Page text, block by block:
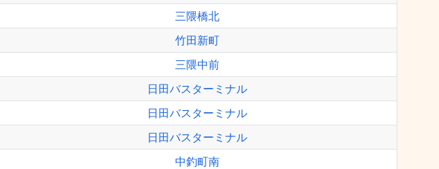
三隈橋北
竹田新町
三隈中前
日田バスターミナル
日田バスターミナル
日田バスターミナル
中釣町南